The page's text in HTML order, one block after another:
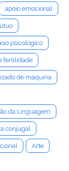
apoio emocional
psicológico
fertilidade
de máquina
da Linguagem
conjugal
Arte